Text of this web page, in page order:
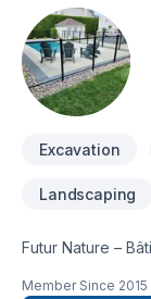
nous pour
de votre
Excavation
Landscaping
Futur Nature –
choix pour
Member Since 2015